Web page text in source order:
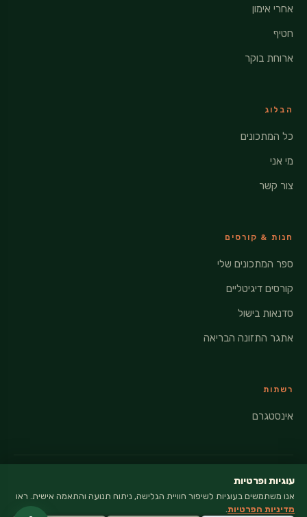
אחרי אימון
חטיף
ארוחת בוקר
הבלוג
כל המתכונים
מי אני
צור קשר
חנות & קורסים
ספר המתכונים שלי
קורסים דיגיטליים
סדנאות בישול
אתגר התזונה הבריאה
רשתות
אינסטגרם
© 2026 VEGANATI · כל הזכויות שמורות
עוגיות ופרטיות
אנו משתמשים בעוגיות לשיפור חוויית הגלישה, ניתוח תנועה והתאמה אישית. ראו
מדיניות הפרטיות.